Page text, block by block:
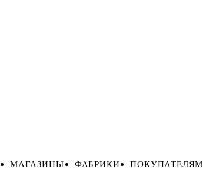
МАГАЗИНЫ ФАБРИКИ ПОКУПАТЕЛЯМ